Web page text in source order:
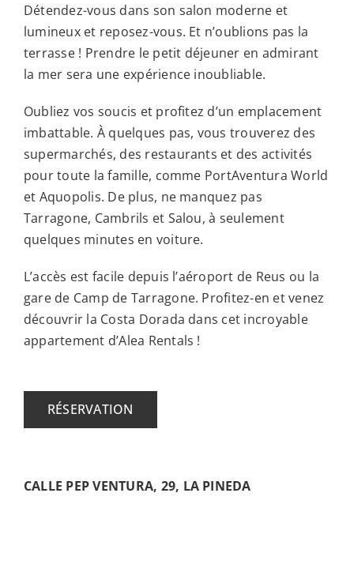
Détendez-vous dans son salon moderne et
lumineux et reposez-vous. Et n’oublions pas la
terrasse ! Prendre le petit déjeuner en admirant
la mer sera une expérience inoubliable.
Oubliez vos soucis et profitez d’un emplacement
imbattable. À quelques pas, vous trouverez des
supermarchés, des restaurants et des activités
pour toute la famille, comme PortAventura World
et Aquopolis. De plus, ne manquez pas
Tarragone, Cambrils et Salou, à seulement
quelques minutes en voiture.
L’accès est facile depuis l’aéroport de Reus ou la
gare de Camp de Tarragone. Profitez-en et venez
découvrir la Costa Dorada dans cet incroyable
appartement d’Alea Rentals !
RÉSERVATION
CALLE PEP VENTURA, 29, LA PINEDA